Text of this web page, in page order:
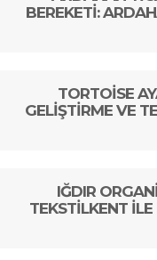
BEREKETİ:
TORTOİSE
GELİŞTİRME VE
IĞDIR
TEKSTİLKENT